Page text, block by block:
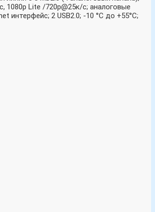
1080p Lite /720p@25к/с; аналоговые
интерфейс; 2 USB2.0; -10 °C до +55°C;